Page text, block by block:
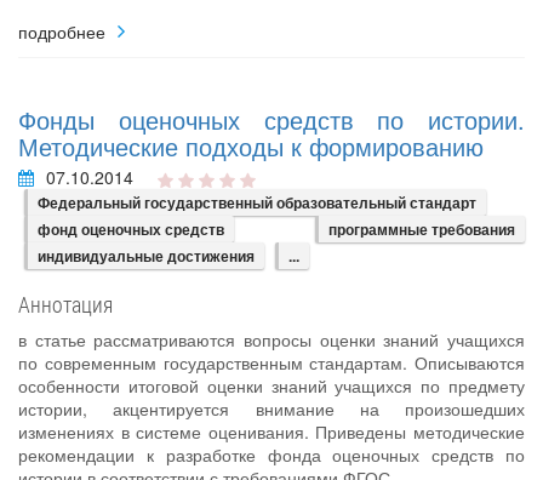
подробнее
Фонды оценочных средств по истории.
Методические подходы к формированию
07.10.2014
Федеральный государственный образовательный стандарт
фонд оценочных средств
программные требования
индивидуальные достижения
...
Аннотация
в статье рассматриваются вопросы оценки знаний учащихся
по современным государственным стандартам. Описываются
особенности итоговой оценки знаний учащихся по предмету
истории, акцентируется внимание на произошедших
изменениях в системе оценивания. Приведены методические
рекомендации к разработке фонда оценочных средств по